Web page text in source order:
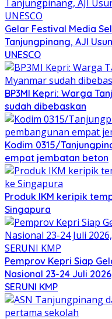
Gelar Festival Media
Tanjungpinang, AJI
UNESCO
BP3MI Kepri: Warga
sudah dibebaskan
Kodim 0315/
empat jembatan beton
Produk IKM keripik
Singapura
Pemprov Kepri Siap
Nasional 23-24 Juli
SERUNI KMP